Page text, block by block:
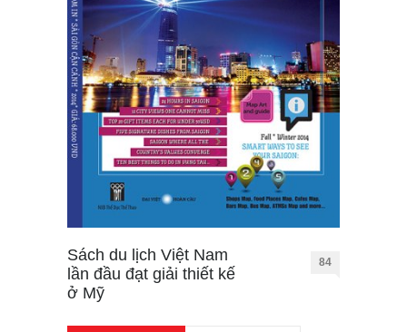
Sách du lịch Việt Nam
lần đầu đạt giải thiết kế
ở Mỹ
84